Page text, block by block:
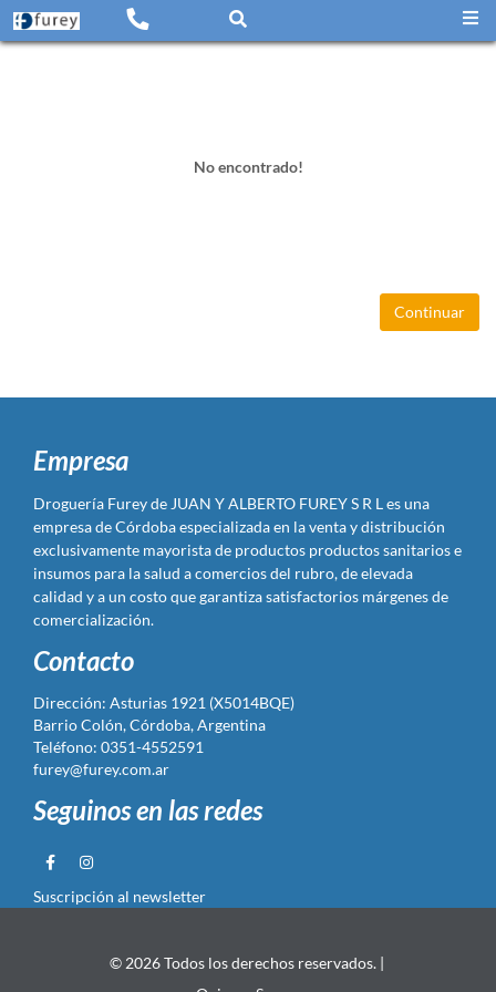
No encontrado!
Continuar
Empresa
Droguería Furey de JUAN Y ALBERTO FUREY S R L es una
empresa de Córdoba especializada en la venta y distribución
exclusivamente mayorista de productos productos sanitarios e
insumos para la salud a comercios del rubro, de elevada
calidad y a un costo que garantiza satisfactorios márgenes de
comercialización.
Contacto
Dirección: Asturias 1921 (X5014BQE)
Barrio Colón, Córdoba, Argentina
Teléfono: 0351-4552591
furey@furey.com.ar
Seguinos en las redes
Suscripción al newsletter
© 2026 Todos los derechos reservados. |